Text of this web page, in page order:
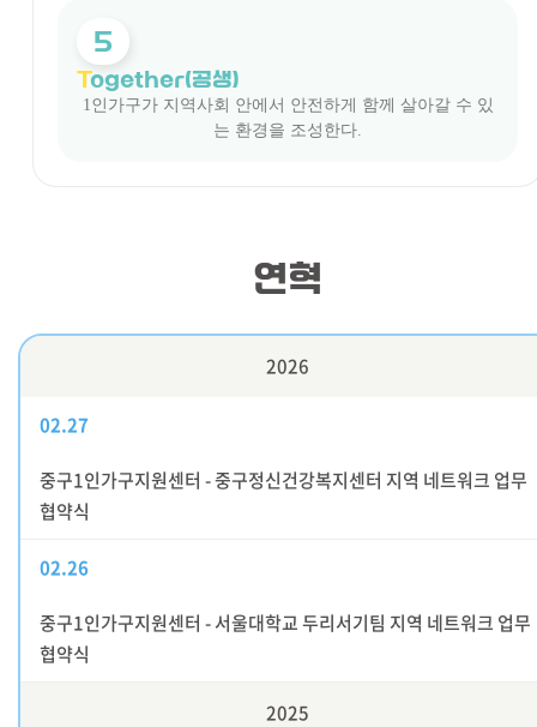
5
Together(공생)
1인가구가 지역사회 안에서 안전하게 함께 살아갈 수 있
는 환경을 조성한다.
연혁
2026
02.27
중구1인가구지원센터 - 중구정신건강복지센터 지역 네트워크 업무
협약식
02.26
중구1인가구지원센터 - 서울대학교 두리서기팀 지역 네트워크 업무
협약식
2025